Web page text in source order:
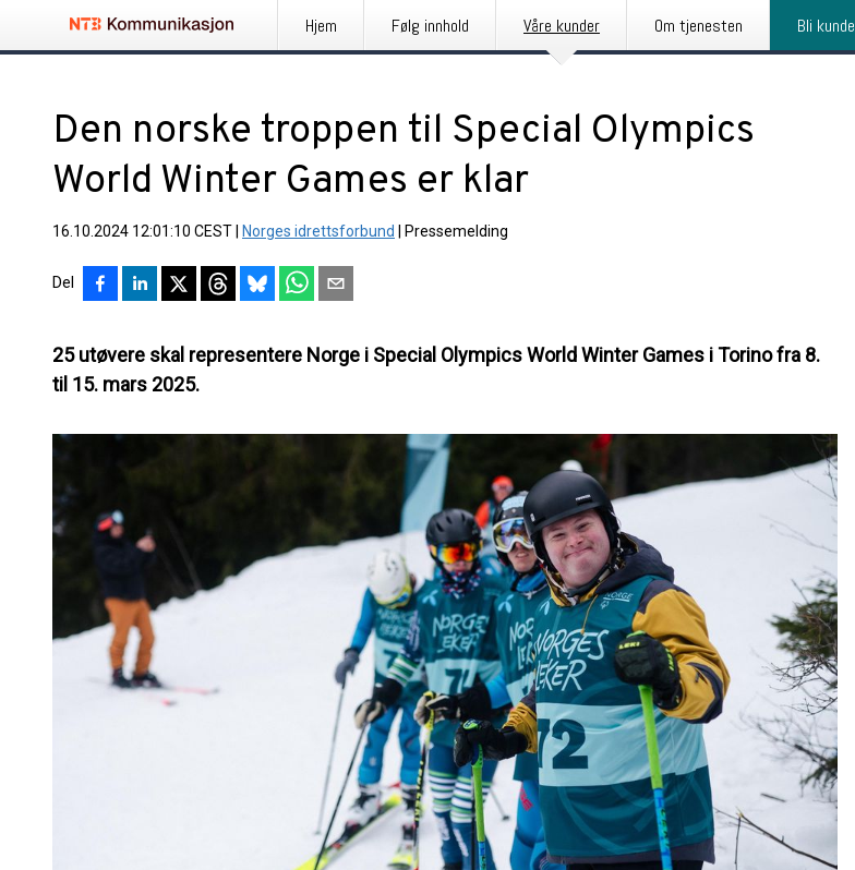
Hjem Følg innhold Våre kunder Om tjenesten Bli kunde
Den norske troppen til Special Olympics
World Winter Games er klar
16.10.2024 12:01:10 CEST Norges idrettsforbund Pressemelding
Del
25 utøvere skal representere Norge i Special Olympics World Winter Games i Torino fra 8.
til 15. mars 2025.